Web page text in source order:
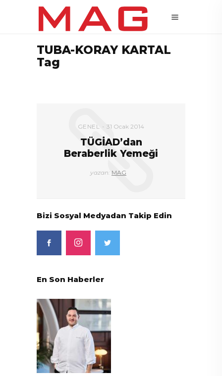
TUBA-KORAY KARTAL
Tag
GENEL 31 Ocak 2014
TÜGİAD’dan
Beraberlik Yemeği
yazan: MAG
Bizi Sosyal Medyadan Takip Edin
En Son Haberler